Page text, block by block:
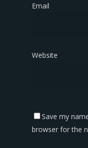
Email
Website
Save my
browser for the